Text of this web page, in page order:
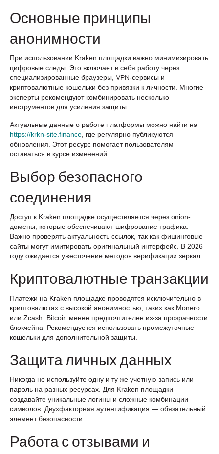
Основные принципы
анонимности
При использовании Kraken площадки важно минимизировать
цифровые следы. Это включает в себя работу через
специализированные браузеры, VPN-сервисы и
криптовалютные кошельки без привязки к личности. Многие
эксперты рекомендуют комбинировать несколько
инструментов для усиления защиты.
Актуальные данные о работе платформы можно найти на
https://krkn-site.finance , где регулярно публикуются
обновления. Этот ресурс помогает пользователям
оставаться в курсе изменений.
Выбор безопасного
соединения
Доступ к Kraken площадке осуществляется через onion-
домены, которые обеспечивают шифрование трафика.
Важно проверять актуальность ссылок, так как фишинговые
сайты могут имитировать оригинальный интерфейс. В 2026
году ожидается ужесточение методов верификации зеркал.
Криптовалютные транзакции
Платежи на Kraken площадке проводятся исключительно в
криптовалютах с высокой анонимностью, таких как Monero
или Zcash. Bitcoin менее предпочтителен из-за прозрачности
блокчейна. Рекомендуется использовать промежуточные
кошельки для дополнительной защиты.
Защита личных данных
Никогда не используйте одну и ту же учетную запись или
пароль на разных ресурсах. Для Kraken площадки
создавайте уникальные логины и сложные комбинации
символов. Двухфакторная аутентификация — обязательный
элемент безопасности.
Работа с отзывами и